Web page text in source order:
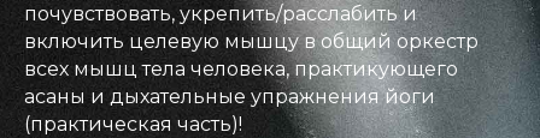
почувствовать, укрепить/расслабить и
включить целевую мышцу в общий оркестр
всех мышц тела человека, практикующего
асаны и дыхательные упражнения йоги
(практическая часть)!